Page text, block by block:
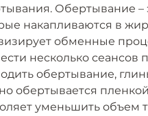
Обертывание –
накапливаются в
обменные
несколько
обертывание,
обертывается
уменьшить объем